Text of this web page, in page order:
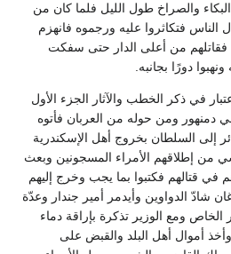
والصراخ طول الليل فلما كان من
فتكاثروا عليه ورجموه فانهزم
فقاتلهم من أعلى الدار حتى سفكت
دورًا بجانبه‏.‏
في ذكر الخطب والآثار الجزء الأول
والي دمنهور ومن حوله من العربان فأتوه
إلى السلطان بخروج أهل الإسكندرية
من إطلاقهم الأمراء المسجونين وبعث
في قتالهم فكتبوا بما يجب وخرج إليهم
شادّ الدواوين وأيدمر أمير جندار وعدّة
الخاص ومع الوزير تذكرة بإراقة دماء
أموال أهل البلد والقبض على